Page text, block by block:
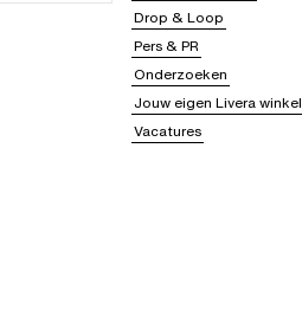
Drop & Loop
Pers & PR
Onderzoeken
Jouw eigen Livera winkel
Vacatures